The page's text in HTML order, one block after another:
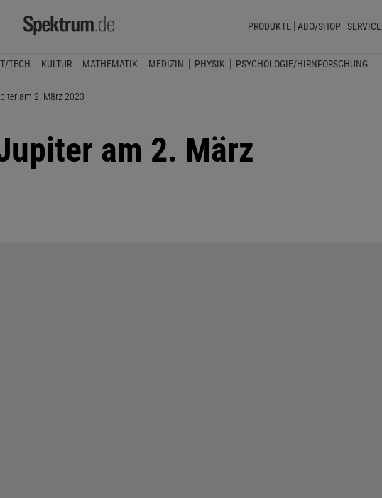
PRODUKTE ABO/SHOP SERVICE
TECH KULTUR MATHEMATIK MEDIZIN PHYSIK PSYCHOLOGIE/HIRNFORSCHUNG
am 2. März 2023
am 2. März